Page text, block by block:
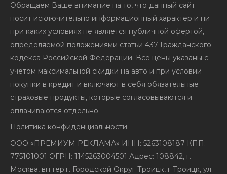
Обращаем Ваше внимание на то, что данный сайт
носит исключительно информационный характер и ни
при каких условиях не является публичной офертой,
определяемой положениями статьи 437 Гражданского
кодекса Российской Федерации. Все цены указаны с
учетом максимальной скидки на авто и при условии
покупки в кредит и включают в себя обязательные
страховые продукты, которые согласовываются и
оплачиваются отдельно.
Политика конфиденциальности
ООО «ПРЕМИУМ РЕКЛАМА» ИНН: 5263108187 КПП:
775101001 ОГРН: 1145263004501 Адрес: 108842, г.
Москва, вн.тер.г. Городской Округ Троицк, г Троицк, ул